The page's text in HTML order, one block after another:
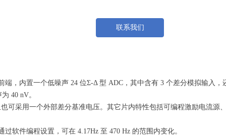
联系我们
端，内置一个低噪声 24 位Σ-Δ 型 ADC，其中含有 3 个差分模拟输入
40 nV。
可采用一个外部差分基准电压。其它片内特性包括可编程激励电流源
软件编程设置，可在 4.17Hz 至 470 Hz 的范围内变化。